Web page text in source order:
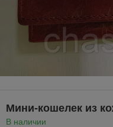
Мини-кошелек из
В наличии